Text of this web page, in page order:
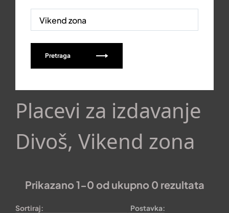
Vikend zona
Pretraga
Placevi za izdavanje
Divoš, Vikend zona
Prikazano 1-0 od ukupno 0 rezultata
Postavka:
Sortiraj: